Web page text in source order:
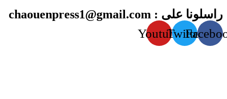
راسلونا على : chaouenpress1@gmail.com
Twitter
Youtube